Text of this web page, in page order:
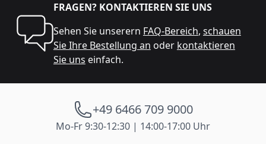
FRAGEN? KONTAKTIEREN SIE UNS
Sehen Sie unserern FAQ-Bereich, schauen
Sie Ihre Bestellung an oder kontaktieren
Sie uns einfach.
+49 6466 709 9000
Mo-Fr 9:30-12:30 | 14:00-17:00 Uhr